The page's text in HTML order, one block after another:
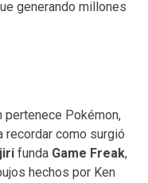
generando millones
pertenece Pokémon,
recordar como surgió
funda Game Freak,
hechos por Ken